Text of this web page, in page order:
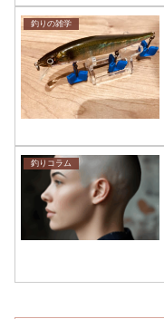
釣りの雑学
釣りコラム